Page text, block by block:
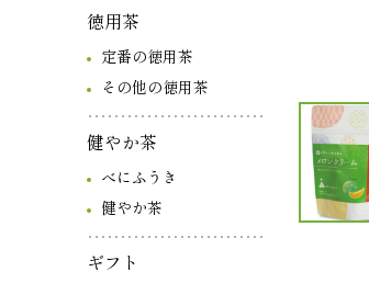
徳用茶
定番の徳用茶
その他の徳用茶
健やか茶
べにふうき
健やか茶
ギフト